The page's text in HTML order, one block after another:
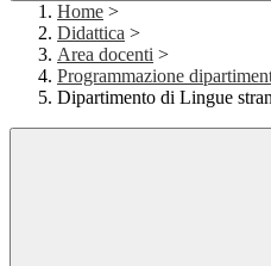
Home >
Didattica >
Area docenti >
Programmazione
Dipartimento di Lingue